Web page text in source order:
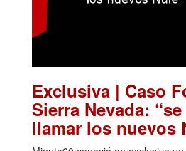
Exclusiva | Caso
Sierra Nevada:
llamar los nuevos